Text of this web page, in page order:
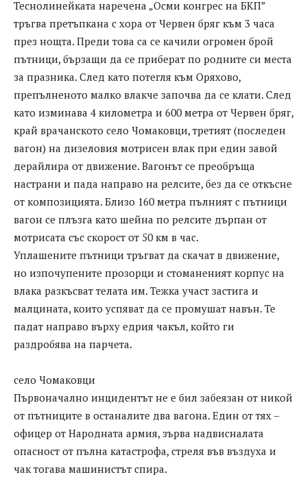
Теснолинейката наречена „Осми конгрес на БКП”
тръгва претъпкана с хора от Червен бряг към 3 часа
през нощта. Преди това са се качили огромен брой
пътници, бързащи да се приберат по родните си места
за празника. След като потегля към Оряхово,
препълненото малко влакче започва да се клати. След
като изминава 4 километра и 600 метра от Червен бряг,
край врачанското село Чомаковци, третият (последен
вагон) на дизеловия мотрисен влак при един завой
дерайлира от движение. Вагонът се преобръща
настрани и пада направо на релсите, без да се откъсне
от композицията. Близо 160 метра пълният с пътници
вагон се плъзга като шейна по релсите дърпан от
мотрисата със скорост от 50 км в час.
Уплашените пътници тръгват да скачат в движение,
но изпочупените прозорци и стоманеният корпус на
влака разкъсват телата им. Тежка участ застига и
малцината, които успяват да се промушат навън. Те
падат направо върху едрия чакъл, който ги
раздробява на парчета.
село Чомаковци
Първоначално инцидентът не е бил забеязан от никой
от пътниците в останалите два вагона. Един от тях –
офицер от Народната армия, зърва надвисналата
опасност от пълна катастрофа, стреля във въздуха и
чак тогава машинистът спира.